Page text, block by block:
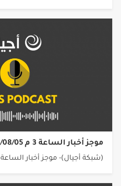
موجز أخبار الساعة 3 م 2026/08/05
(شبكة أجيال)- موجز أخبار الساعة 3 م 2026/08/05